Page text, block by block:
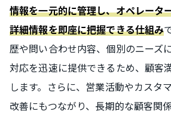
情報を一元的に管理し、オペレータ
詳細情報を即座に把握できる仕組み
歴や問い合わせ内容、個別のニーズ
対応を迅速に提供できるため、顧客
します。さらに、営業活動やカスタ
改善にもつながり、長期的な顧客関